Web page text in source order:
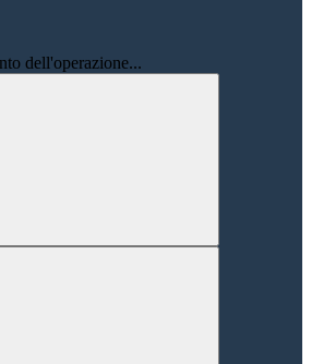
dell'operazione...